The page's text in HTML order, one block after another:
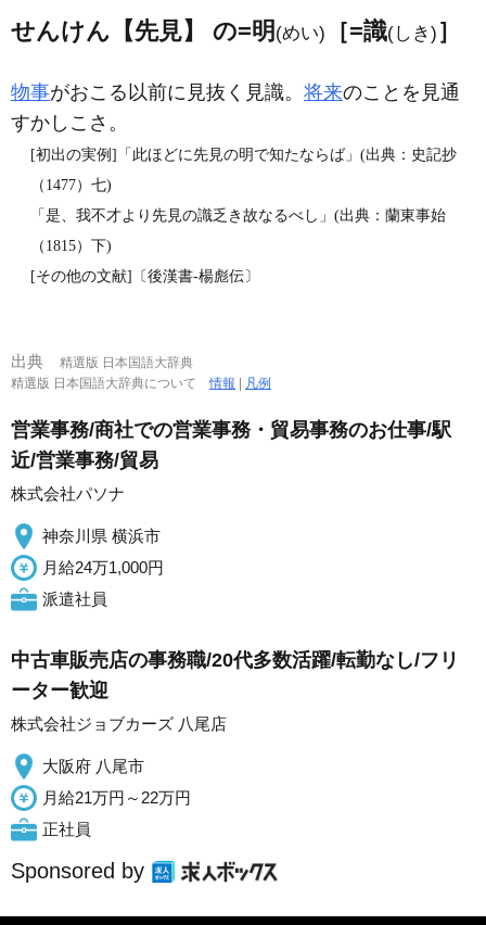
せんけん【先見】 の=明 (めい) ［=識(しき) ］
物事がおこる以前に見抜く見識。 将来のことを見通
すかしこさ。
[初出の実例]「此ほどに先見の明で知たならば」(出典：史記抄
（1477）七)
「是、我不才より先見の識乏き故なるべし」(出典：蘭東事始
（1815）下)
[その他の文献]〔後漢書‐楊彪伝〕
出典
精選版 日本国語大辞典
精選版 日本国語大辞典について情報 凡例
営業事務/商社での営業事務・貿易事務のお仕事/駅
近/営業事務/貿易
株式会社パソナ
神奈川県 横浜市
月給24万1,000円
派遣社員
中古車販売店の事務職/20代多数活躍/転勤なし/フリ
ーター歓迎
株式会社ジョブカーズ 八尾店
大阪府 八尾市
月給21万円～22万円
正社員
Sponsored by